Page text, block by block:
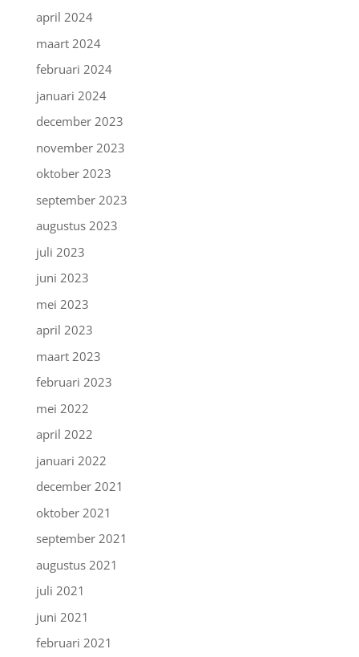
april 2024
maart 2024
februari 2024
januari 2024
december 2023
november 2023
oktober 2023
september 2023
augustus 2023
juli 2023
juni 2023
mei 2023
april 2023
maart 2023
februari 2023
mei 2022
april 2022
januari 2022
december 2021
oktober 2021
september 2021
augustus 2021
juli 2021
juni 2021
februari 2021